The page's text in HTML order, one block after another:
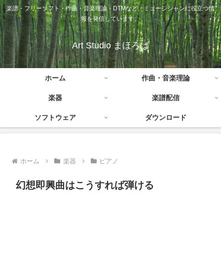
楽譜・フリーソフト・作曲・音楽理論・DTMなど、ミュージシャンに役立つ情
報を発信しています。
Art Studio まほろば
ホーム 作曲・音楽理論
楽器 楽譜配信
ソフトウェア ダウンロード
ホーム 楽器 ピアノ
幻想即興曲はこうすれば弾ける